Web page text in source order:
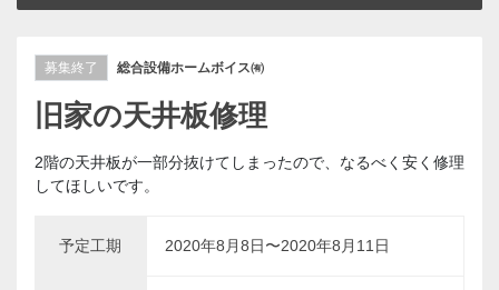
募集終了 総合設備ホームボイス㈲
旧家の天井板修理
2階の天井板が一部分抜けてしまったので、なるべく安く修理
してほしいです。
予定工期 2020年8月8日〜2020年8月11日